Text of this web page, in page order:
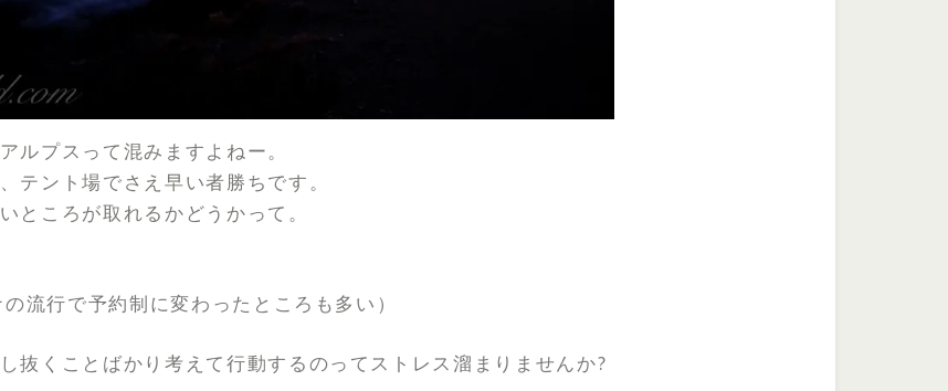
ルプスって混みますよねー。
テント場でさえ早い者勝ちです。
ところが取れるかどうかって。
流行で予約制に変わったところも多い）
抜くことばかり考えて行動するのってストレス溜まりませんか?